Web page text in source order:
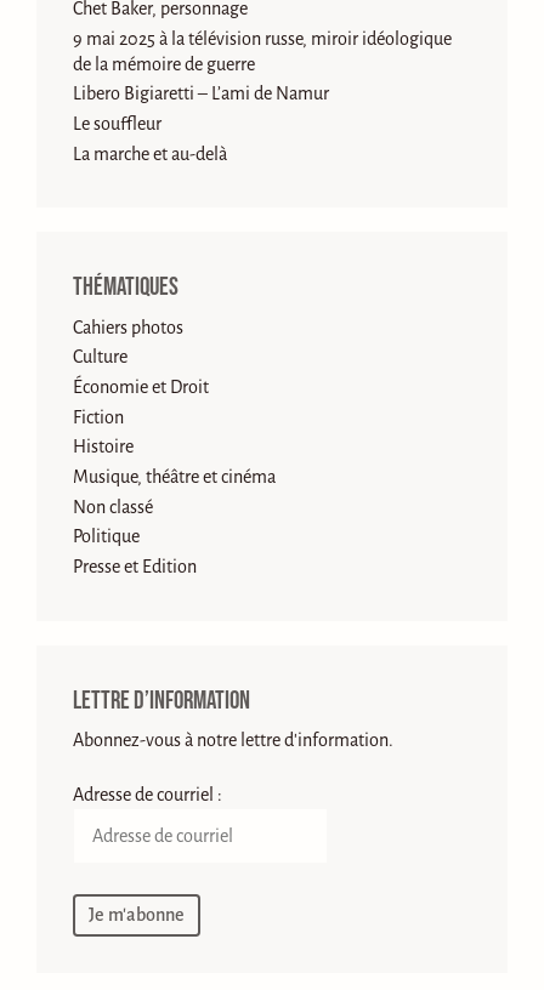
Chet Baker, personnage
9 mai 2025 à la télévision russe, miroir idéologique
de la mémoire de guerre
Libero Bigiaretti – L’ami de Namur
Le souffleur
La marche et au-delà
Thématiques
Cahiers photos
Culture
Économie et Droit
Fiction
Histoire
Musique, théâtre et cinéma
Non classé
Politique
Presse et Edition
Lettre d’information
Abonnez-vous à notre lettre d'information.
Adresse de courriel :